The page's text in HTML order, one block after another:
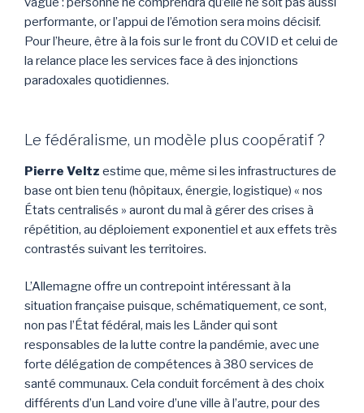
performante, or l’appui de l’émotion sera moins décisif.
Pour l’heure, être à la fois sur le front du COVID et celui de
la relance place les services face à des injonctions
paradoxales quotidiennes.
Le fédéralisme, un modèle plus coopératif ?
Pierre Veltz estime que, même si les infrastructures de
base ont bien tenu (hôpitaux, énergie, logistique) « nos
États centralisés » auront du mal à gérer des crises à
répétition, au déploiement exponentiel et aux effets très
contrastés suivant les territoires.
L’Allemagne offre un contrepoint intéressant à la
situation française puisque, schématiquement, ce sont,
non pas l’État fédéral, mais les Länder qui sont
responsables de la lutte contre la pandémie, avec une
forte délégation de compétences à 380 services de
santé communaux. Cela conduit forcément à des choix
différents d’un Land voire d’une ville à l’autre, pour des